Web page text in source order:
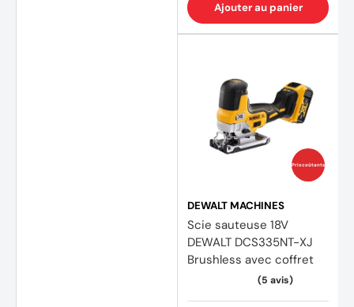
Ajouter au panier
Prix coûtants
DEWALT MACHINES
Scie sauteuse 18V
DEWALT DCS335NT-XJ
Brushless avec coffret